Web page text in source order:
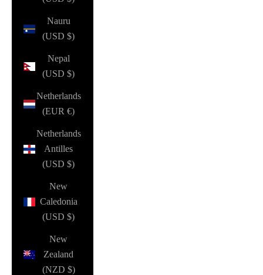
Nauru
(USD $)
Nepal
(USD $)
Netherlands
(EUR €)
Netherlands
Antilles
(USD $)
New
Caledonia
(USD $)
New
Zealand
(NZD $)